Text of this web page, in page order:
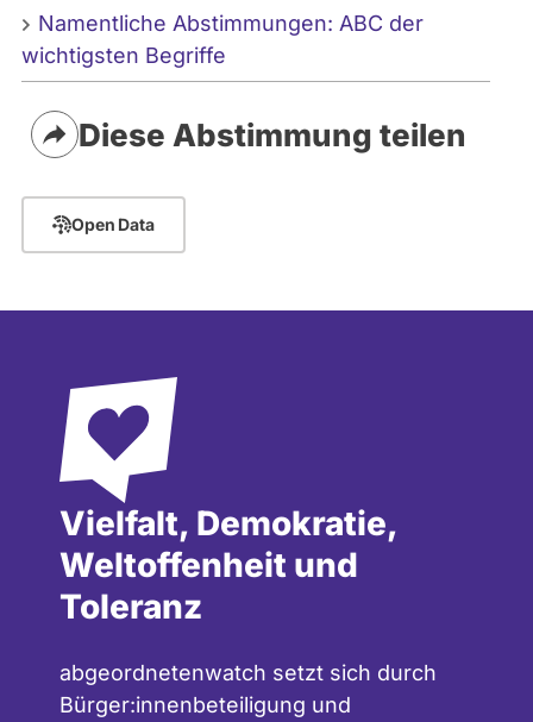
Namentliche Abstimmungen: ABC der
wichtigsten Begriffe
Diese Abstimmung teilen
Open Data
Vielfalt, Demokratie,
Weltoffenheit und
Toleranz
abgeordnetenwatch setzt sich durch
Bürger:innenbeteiligung und